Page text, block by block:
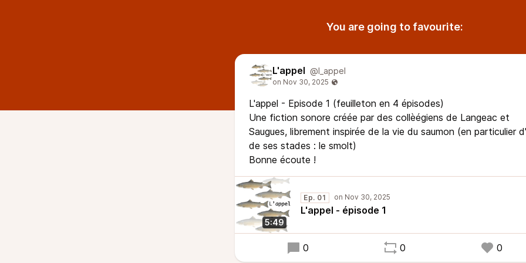
You are going to favourite:
L'appel @l_appel
L'appel - Episode 1 (feuilleton en 4 épisodes)
Une fiction sonore créée par des collèégiens de Langeac et
Saugues, librement inspirée de la vie du saumon (en particulier
de ses stades : le smolt)
Bonne écoute !
5:49
Ep. 01
L'appel - épisode 1
0 0 0